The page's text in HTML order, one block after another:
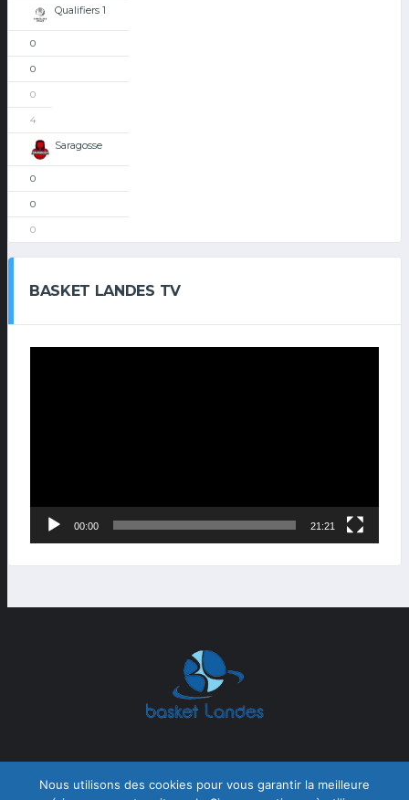
Qualifiers 1
0
0
0
4
Saragosse
0
0
0
BASKET LANDES TV
00:00 21:21
Nous utilisons des cookies pour vous garantir la meilleure